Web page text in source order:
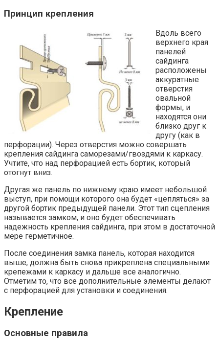
Принцип крепления
Вдоль всего
верхнего края
панелей
сайдинга
расположены
аккуратные
отверстия
овальной
формы, и
находятся они
близко друг к
другу (как в
перфорации). Через отверстия можно совершать
крепления сайдинга саморезами/гвоздями к каркасу.
Учтите, что над перфорацией есть бортик, который
отогнут вниз.
Другая же панель по нижнему краю имеет небольшой
выступ, при помощи которого она будет «цепляться» за
другой бортик предыдущей панели. Этот тип сцепления
называется замком, и оно будет обеспечивать
надежность крепления сайдинга, при этом в достаточной
мере герметичное.
После соединения замка панель, которая находится
выше, должна быть снова прикреплена специальными
крепежами к каркасу и дальше все аналогично.
Отметим то, что все дополнительные элементы делают
с перфорацией для установки и соединения.
Крепление
Основные правила